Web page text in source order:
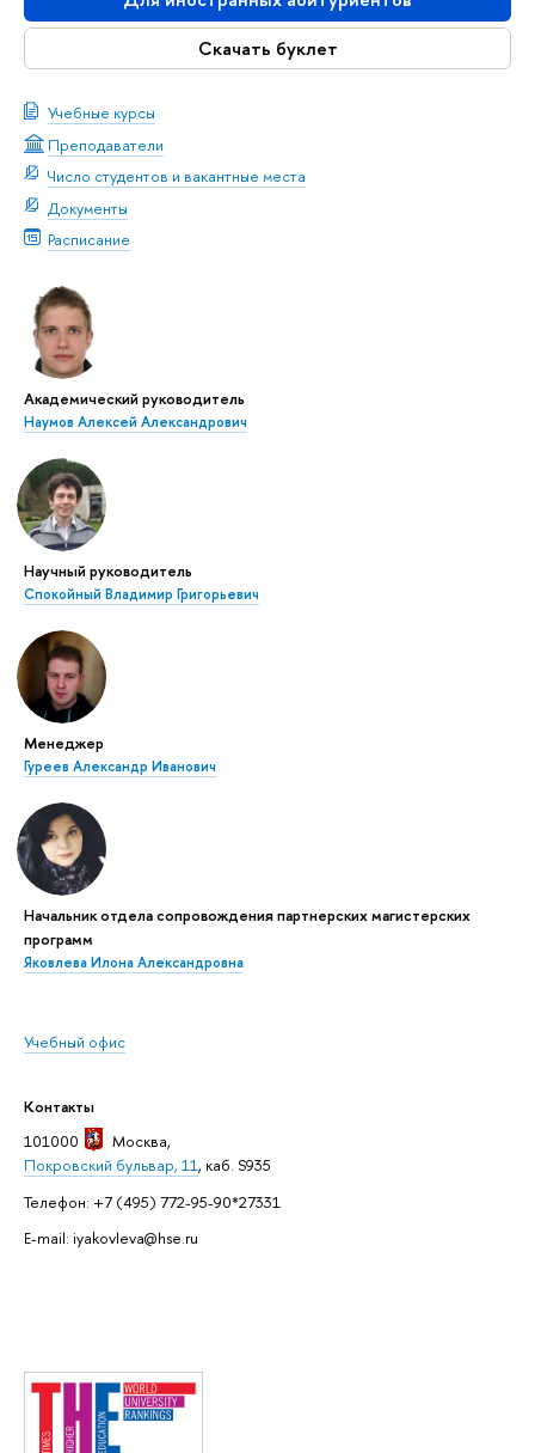
Скачать буклет
Учебные курсы
Преподаватели
Число студентов и вакантные места
Документы
Расписание
Академический руководитель
Наумов Алексей Александрович
Научный руководитель
Спокойный Владимир Григорьевич
Менеджер
Гуреев Александр Иванович
Начальник отдела сопровождения партнерских магистерских
программ
Яковлева Илона Александровна
Учебный офис
Контакты
101000
Москва,
Покровский бульвар, 11, каб. S935
Телефон: +7 (495) 772-95-90*27331
E-mail: iyakovleva@hse.ru